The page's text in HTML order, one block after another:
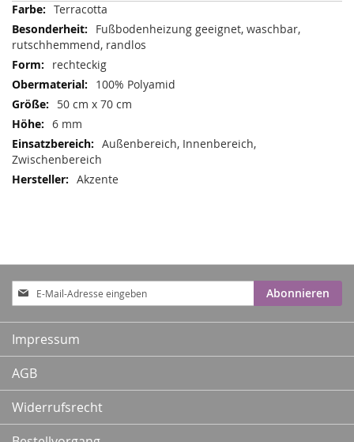
Mehr
Informationen
Terracotta
Fußbodenheizung geeignet, waschbar,
rutschhemmend, randlos
rechteckig
100% Polyamid
50 cm x 70 cm
6 mm
Außenbereich, Innenbereich,
Zwischenbereich
Akzente
Anmeldung
zum
Newsletter:
Abonnieren
Impressum
AGB
Widerrufsrecht